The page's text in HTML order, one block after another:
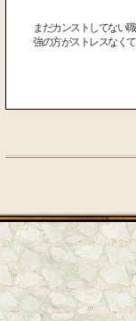
まだカンストしてない
強の方がストレスなく